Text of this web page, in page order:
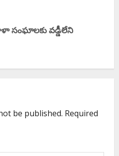
సంఘాలకు వడ్డీలేని
be published. Required